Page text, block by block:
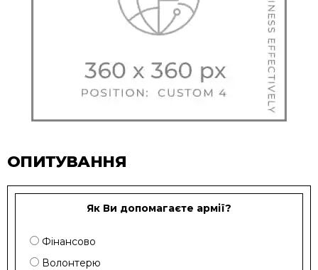
ОПИТУВАННЯ
Як Ви допомагаєте армії?
Фінансово
Волонтерю